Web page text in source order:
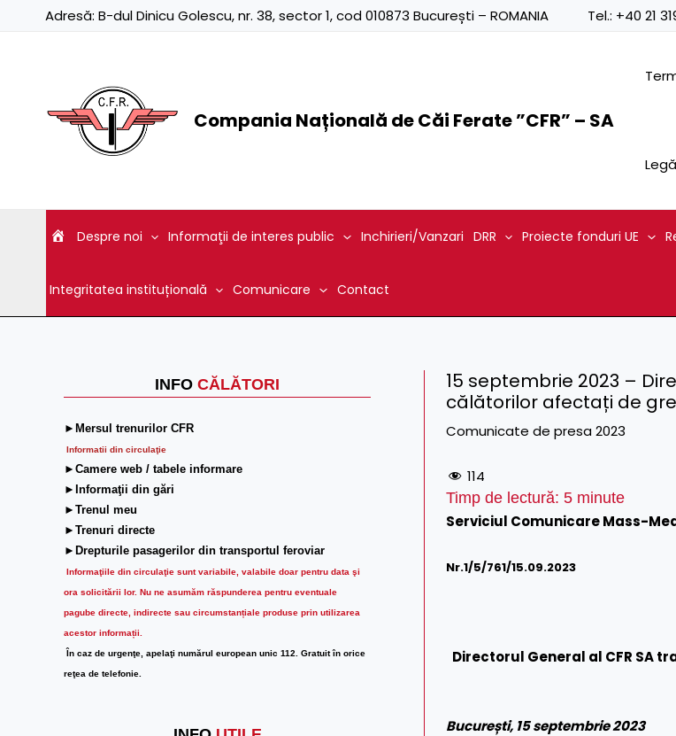
Adresă: B-dul Dinicu Golescu, nr. 38, sector 1, cod 010873 București – ROMANIA Tel.: +40 21
Compania Națională de Căi Ferate ”CFR” – SA
Despre noi Informaţii de interes public Inchirieri/Vanzari DRR Proiecte fonduri UE
Integritatea instituțională Comunicare Contact
INFO CĂLĂTORI
►Mersul trenurilor CFR
Informatii din circulaţie
►Camere web / tabele informare
►Informaţii din gări
►Trenul meu
►Trenuri directe
►Drepturile pasagerilor din transportul feroviar
Informaţiile din circulaţie sunt variabile, valabile doar pentru data şi
ora solicitării lor. Nu ne asumăm răspunderea pentru eventuale
pagube directe, indirecte sau circumstanțiale produse prin utilizarea
acestor informații.
În caz de urgenţe, apelaţi numărul european unic 112. Gratuit în orice
reţea de telefonie.
15 septembrie 2023 –
călătorilor afectați de
Comunicate de presa 2023
114
Timp de lectură: 5 minute
Serviciul Comunicare Mass-
Nr.1/5/761/15.09.2023
Directorul General al CFR SA
București, 15 septembrie 2023